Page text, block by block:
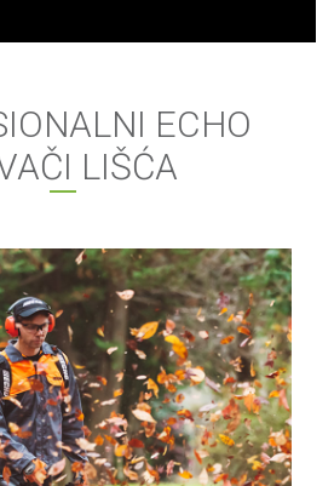
ECHO
LIŠĆA